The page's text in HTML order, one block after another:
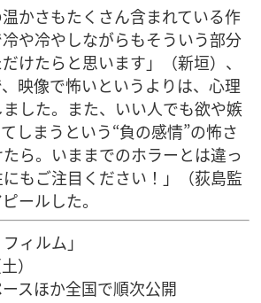
かさもたくさん含まれている作
や冷やしながらもそういう部分
けたらと思います」（新垣）、
、映像で怖いというよりは、心理
した。また、いい人でも欲や嫉
しまうという“負の感情”の怖さ
ら。いままでのホラーとは違っ
もご注目ください！」（荻島監
ールした。
ィルム」
）
スほか全国で順次公開